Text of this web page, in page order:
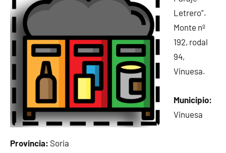
Letrero”.
Monte nº
192, rodal
94,
Vinuesa.
Municipio:
Vinuesa
Provincia: Soria